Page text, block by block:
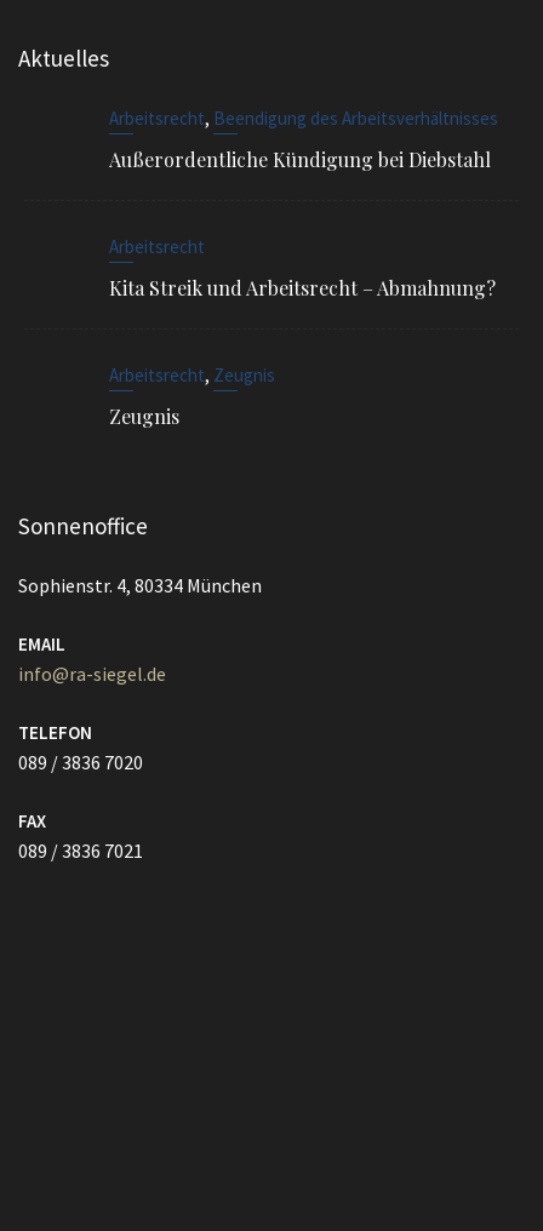
Kita Streik und Arbeitsrecht – Abmahnung?
Zeugnis
Sonnenoffice
Sophienstr. 4, 80334 München
info@ra-siegel.de
TELEFON
FAX